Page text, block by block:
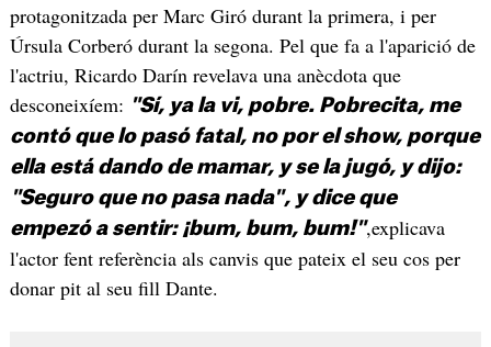
protagonitzada per Marc Giró durant la primera, i per
Úrsula Corberó durant la segona. Pel que fa a l'aparició de
l'actriu, Ricardo Darín revelava una anècdota que
desconeixíem: "Sí, ya la vi, pobre. Pobrecita, me
contó que lo pasó fatal, no por el show, porque
ella está dando de mamar, y se la jugó, y dijo:
"Seguro que no pasa nada", y dice que
empezó a sentir: ¡bum, bum, bum!",explicava
l'actor fent referència als canvis que pateix el seu cos per
donar pit al seu fill Dante.